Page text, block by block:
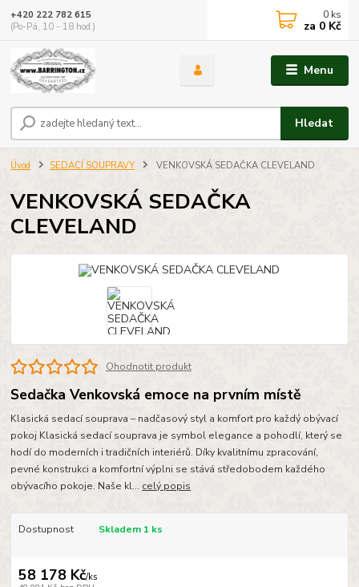
Menu
Hledat
+420 222 782 615
(Po-Pá, 10 - 18 hod.)
0 ks
za 0 Kč
Úvod SEDACÍ SOUPRAVY VENKOVSKÁ SEDAČKA CLEVELAND
VENKOVSKÁ SEDAČKA
CLEVELAND
Ohodnotit produkt
Sedačka Venkovská emoce na prvním místě
Klasická sedací souprava – nadčasový styl a komfort pro každý obývací
pokoj Klasická sedací souprava je symbol elegance a pohodlí, který se
hodí do moderních i tradičních interiérů. Díky kvalitnímu zpracování,
pevné konstrukci a komfortní výplni se stává středobodem každého
obývacího pokoje. Naše kl... celý popis
Dostupnost Skladem 1 ks
58 178 Kč/ks